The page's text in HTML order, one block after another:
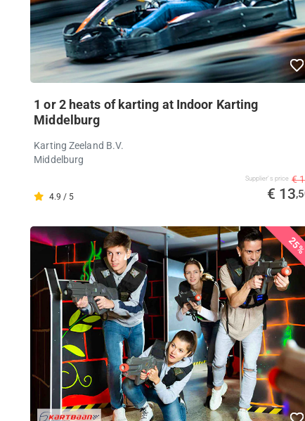
1 or 2 heats of karting at Indoor Karting
Middelburg
Karting Zeeland B.V.
Middelburg
4.9 / 5
Supplier's price €
€ 13